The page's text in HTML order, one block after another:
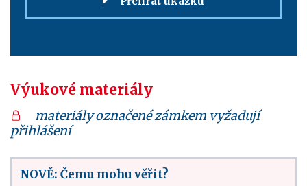
Výukové materiály
materiály označené zámkem vyžadují
přihlášení
NOVĚ: Čemu mohu věřit?